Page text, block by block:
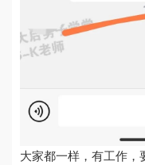
大家都一样，有工作